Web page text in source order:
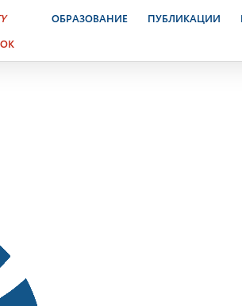
ОБРАЗОВАНИЕ ПУБЛИКАЦИИ